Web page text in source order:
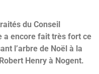
du Conseil
a encore fait très fort ce
l’arbre de Noël à la
Henry à Nogent.